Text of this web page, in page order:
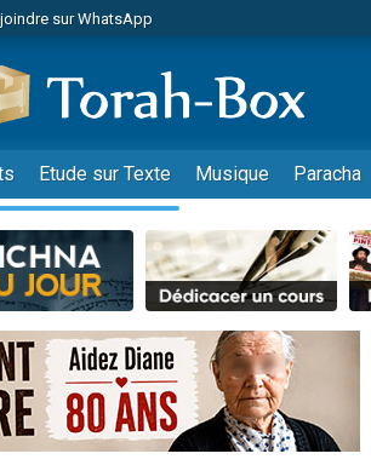
sur WhatsApp
un don pour 5 jours de vacances aux Orphelins
un don pour Diane, 80 ans, dans un appartement
une bénédiction
sur WhatsApp
un don pour Sauvez la jambe de Yohan
en groupe sur Zoom
Box Music
sur WhatsApp
sur WhatsApp
sur WhatsApp
Etude sur Texte Musique Paracha